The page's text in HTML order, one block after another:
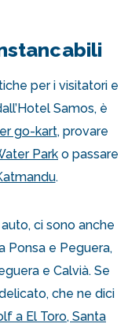
per i visitatori e
Samos, è
go-kart, provare
Park o passare
.
ci sono anche
Ponsa e Peguera,
e Calvià. Se
che ne dici
a El Toro, Santa